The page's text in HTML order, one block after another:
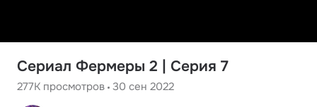
Сериал Фермеры 2 | Серия 7
277K просмотров 30 сен 2022